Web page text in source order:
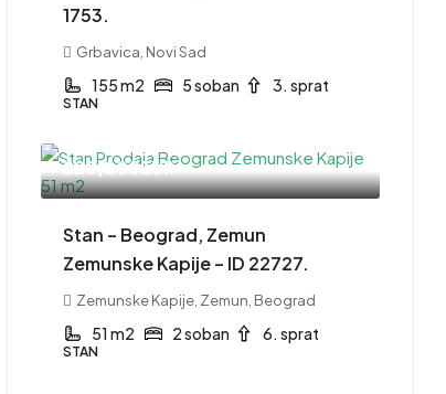
1753.
Grbavica, Novi Sad
155 m2 5 soban 3. sprat
STAN
220,000EUR
Stan – Beograd, Zemun
Zemunske Kapije – ID 22727.
Zemunske Kapije, Zemun, Beograd
51 m2 2 soban 6. sprat
STAN